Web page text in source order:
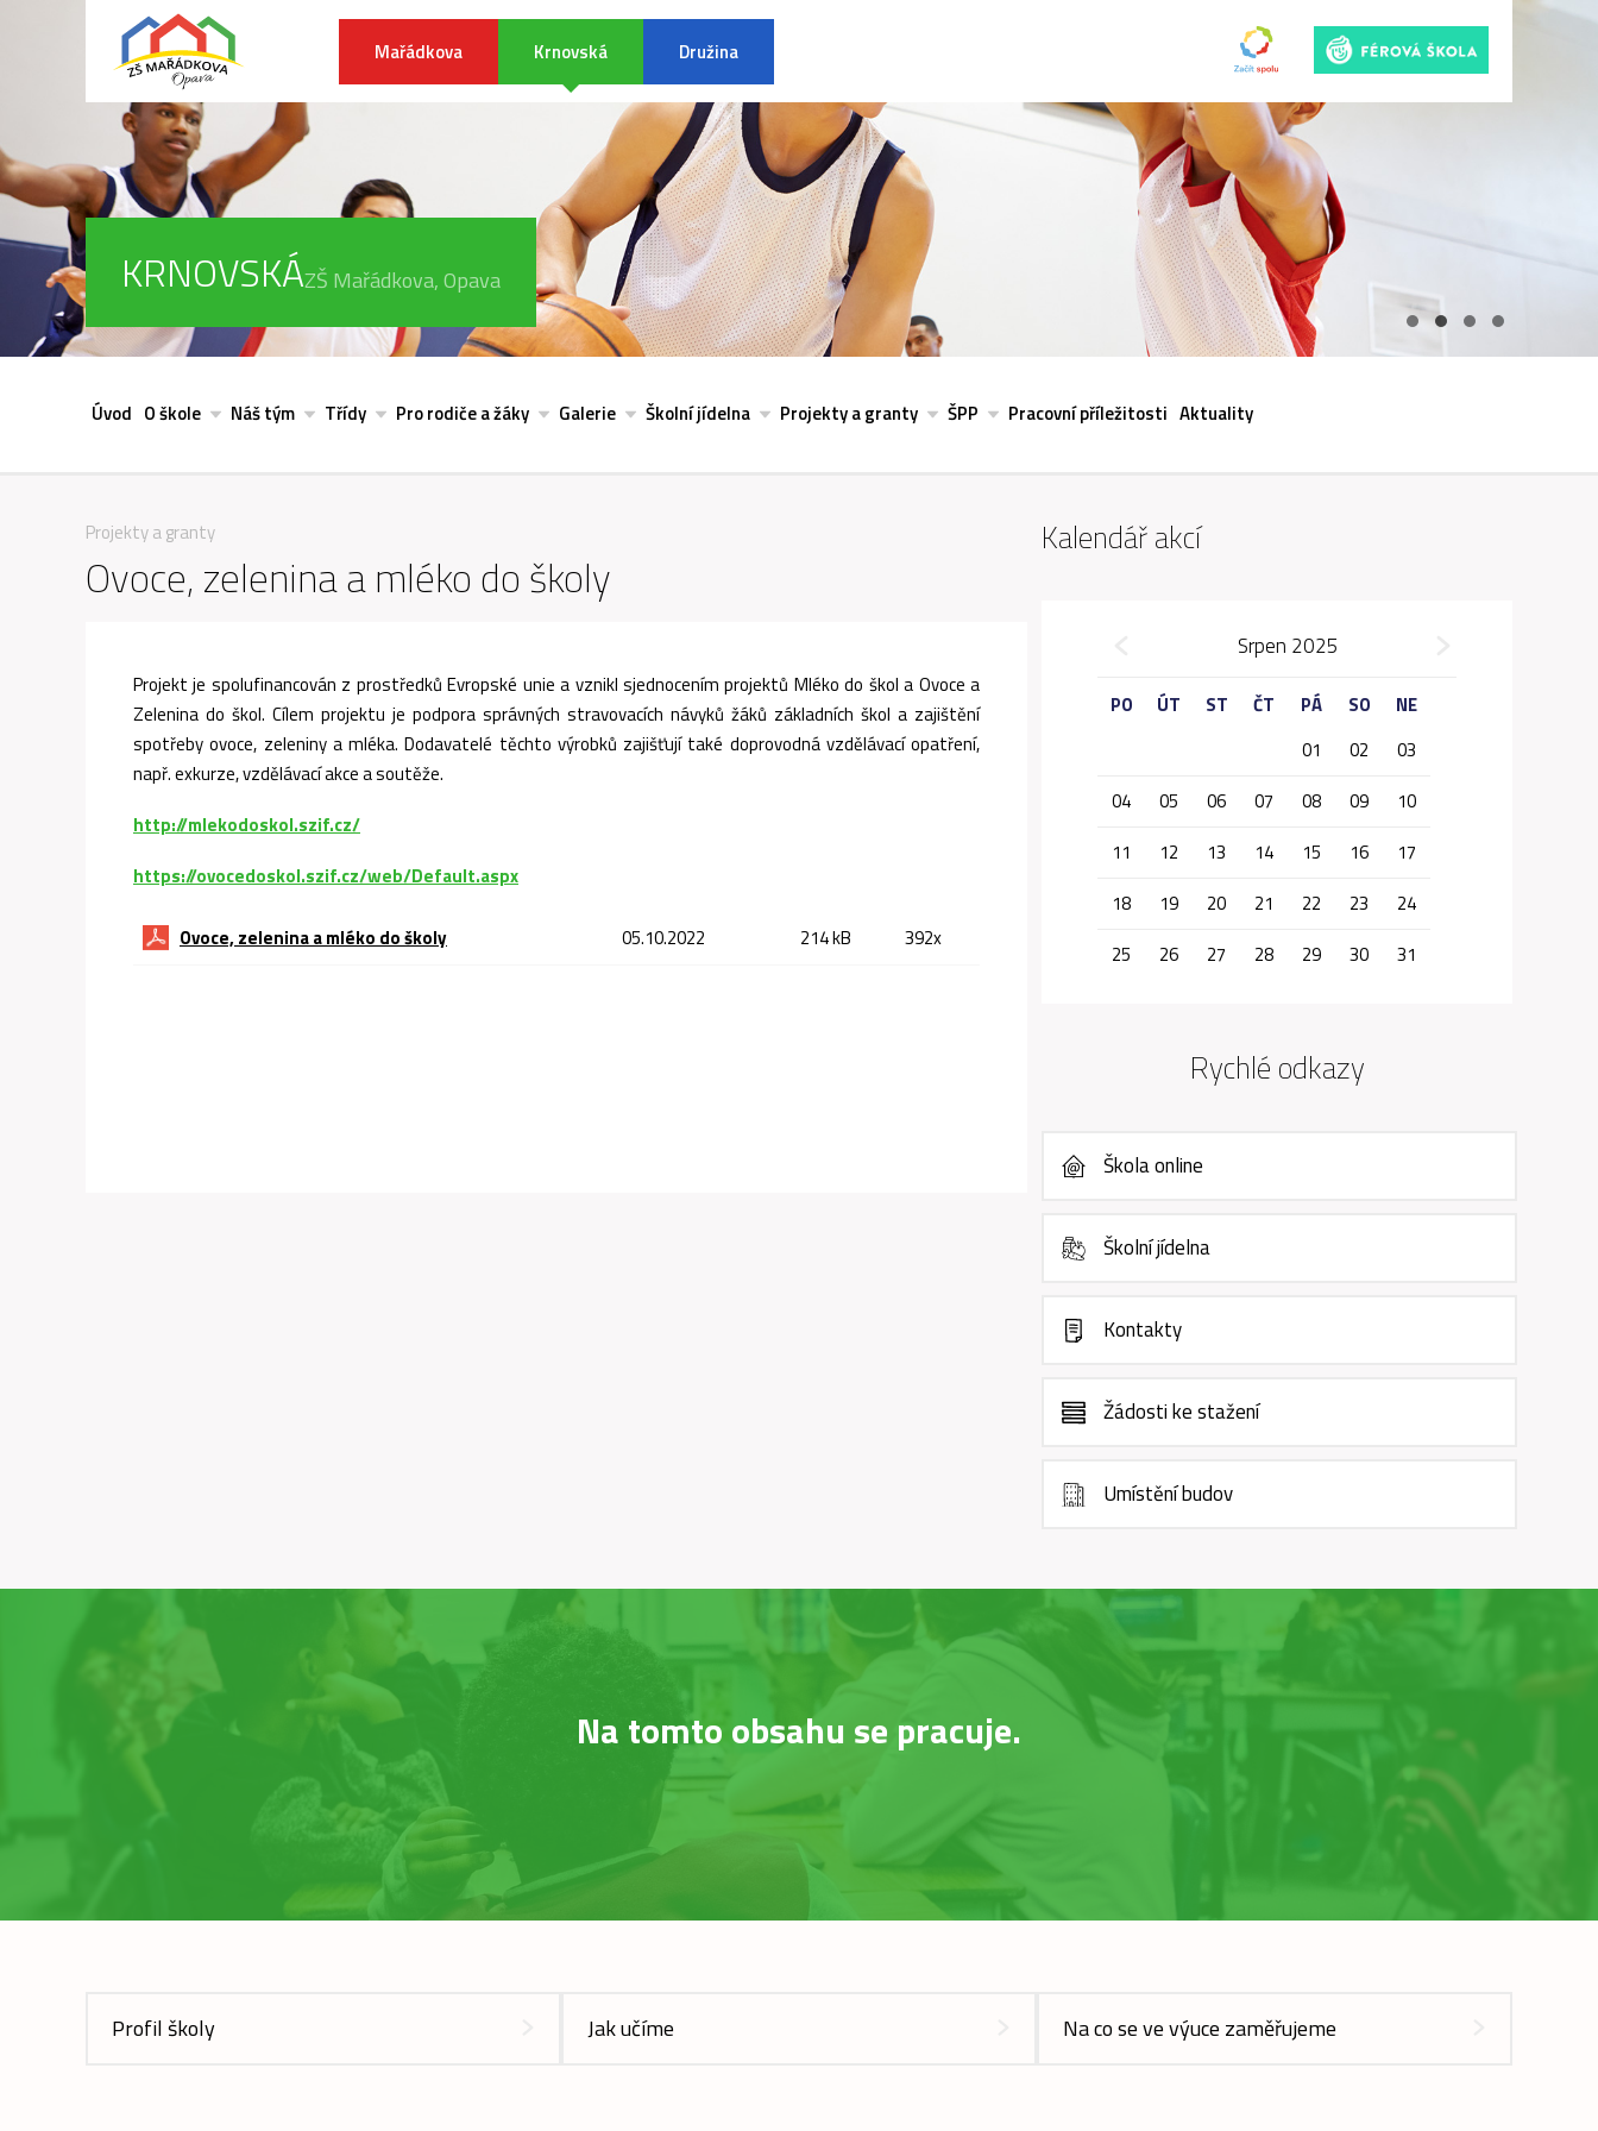
Mařádkova Krnovská Družina
KRNOVSKÁZŠ Mařádkova, Opava
Úvod O škole Náš tým Třídy Pro rodiče a žáky Galerie Školní jídelna Projekty a granty ŠPP Pracovní příležitosti Aktuality
Projekty a granty
Ovoce, zelenina a mléko do školy
Projekt je spolufinancován z prostředků Evropské unie a vznikl sjednocením projektů Mléko do škol a Ovoce a
Zelenina do škol. Cílem projektu je podpora správných stravovacích návyků žáků základních škol a zajištění
spotřeby ovoce, zeleniny a mléka. Dodavatelé těchto výrobků zajišťují také doprovodná vzdělávací opatření,
např. exkurze, vzdělávací akce a soutěže.
http://mlekodoskol.szif.cz/
https://ovocedoskol.szif.cz/web/Default.aspx
Ovoce, zelenina a mléko do školy 05.10.2022 214 kB 392x
Kalendář akcí
Srpen 2025
PO ÚT ST ČT PÁ SO
NE
01
02
03
04
05 06 07 08 09
10
11
12 13 14 15 16
17
18
19 20 21 22 23
24
25
26 27 28 29 30 31
Rychlé odkazy
Škola online
Školní jídelna
Kontakty
Žádosti ke stažení
Umístění budov
Na tomto obsahu se pracuje.
Profil školy Jak učíme Na co se ve výuce zaměřujeme